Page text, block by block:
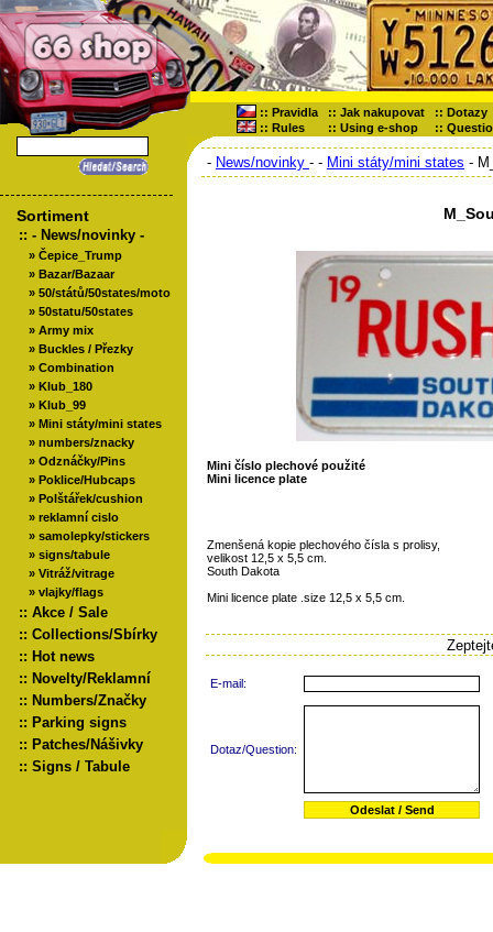
:: Pravidla :: Jak nakupovat :: Dotazy
:: Rules :: Using e-shop ::
Sortiment
:: - News/novinky -
» Čepice_Trump
» Bazar/Bazaar
» 50/států/50states/moto
» 50statu/50states
» Army mix
» Buckles / Přezky
» Combination
» Klub_180
» Klub_99
» Mini státy/mini states
» numbers/znacky
» Odznáčky/Pins
» Poklice/Hubcaps
» Polštářek/cushion
» reklamní cislo
» samolepky/stickers
» signs/tabule
» Vitráž/vitrage
» vlajky/flags
:: Akce / Sale
:: Collections/Sbírky
:: Hot news
:: Novelty/Reklamní
:: Numbers/Značky
:: Parking signs
:: Patches/Nášivky
:: Signs / Tabule
- News/novinky - - Mini státy/mini states -
Mini číslo plechové použité
Mini licence plate
Zmenšená kopie plechového čísla s prolisy,
velikost 12,5 x 5,5 cm.
South Dakota
Mini licence plate .size 12,5 x 5,5 cm.
E-mail:
Dotaz/Question: